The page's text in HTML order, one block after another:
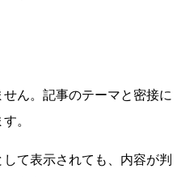
ん。記事のテーマと密接に
。
て表示されても、内容が判